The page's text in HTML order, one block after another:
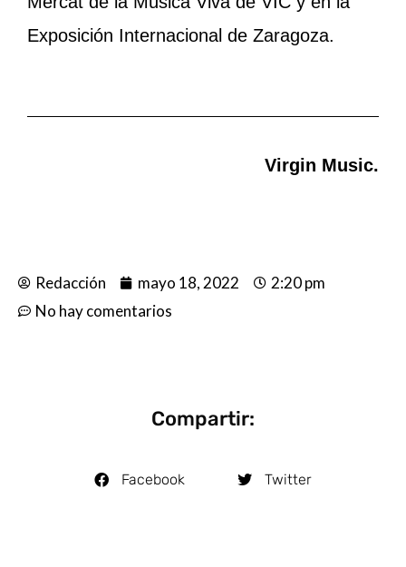
Exposición Internacional de Zaragoza.
Virgin Music.
Redacción mayo 18, 2022
2:20 pm
No hay comentarios
Compartir:
Facebook Twitter